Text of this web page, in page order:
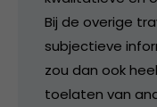
Bij de overige
subjectieve
zou dan ook
toelaten van